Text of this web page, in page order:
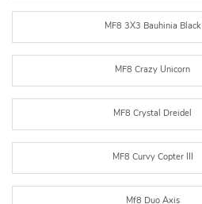
MF8 3X3 Bauhinia Black
MF8 Crazy Unicorn
MF8 Crystal Dreidel
MF8 Curvy Copter III
Mf8 Duo Axis